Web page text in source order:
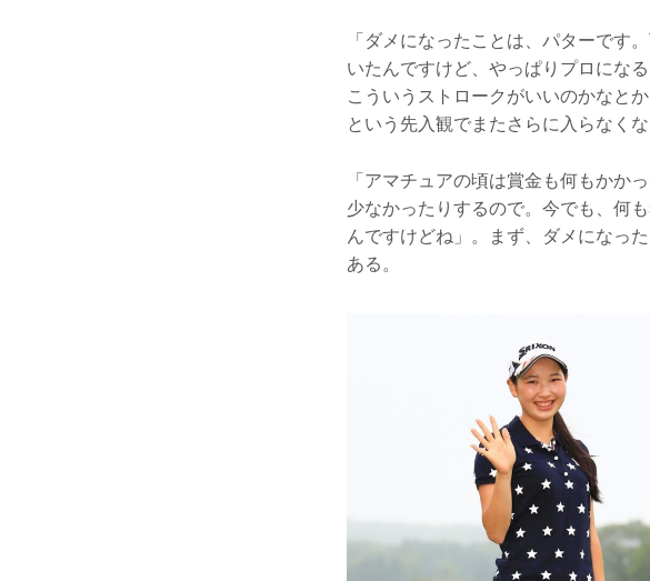
「ダメになったことは、パターです
いたんですけど、やっぱりプロにな
こういうストロークがいいのかなと
という先入観でまたさらに入らなく
「アマチュアの頃は賞金も何もかか
少なかったりするので。今でも、何
んですけどね」。まず、ダメになっ
ある。